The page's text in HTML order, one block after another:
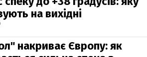
на вихідні
накриває Європу: як